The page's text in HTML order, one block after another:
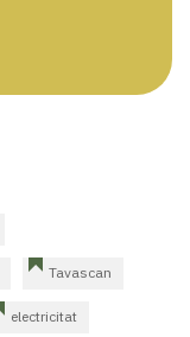
Tavascan
electricitat